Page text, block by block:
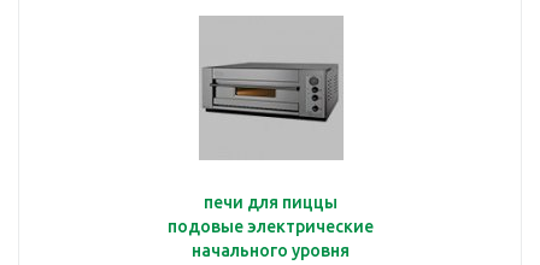
печи для пиццы
подовые электрические
начального уровня